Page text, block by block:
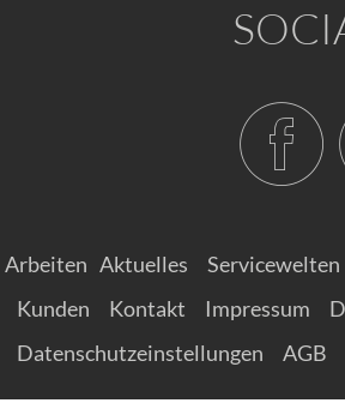
Arbeiten Aktuelles Servicewelten
Kunden
Kontakt Impressum
Datenschutzeinstellungen
AGB